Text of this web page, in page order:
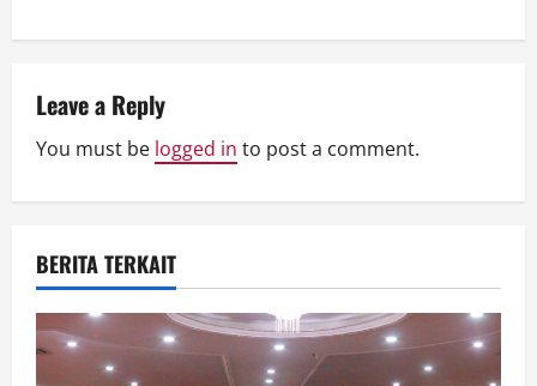
i
g
a
t
i
o
n
Leave a Reply
You must be logged in to post a comment.
BERITA TERKAIT